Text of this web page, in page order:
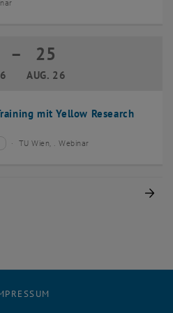
mit Yellow Research
24 August 2026 bis 25 August 2026
– 25
AUG. 26
TU Wien, . Webinar
8 von 8